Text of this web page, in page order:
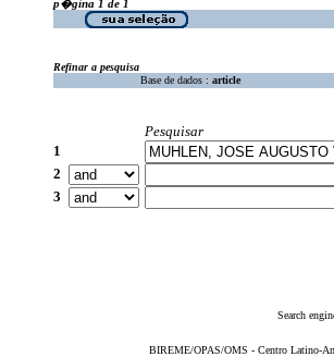
Refinar a pesquisa
Base de dados : article
Pesquisar
1
2
3
Search
BIREME/OPAS/OMS - Centro Latino-